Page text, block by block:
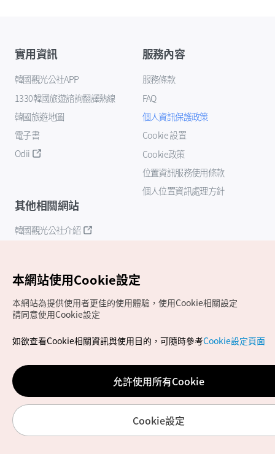
實用資訊
韓國觀光公社APP
1330韓國旅遊諮詢翻譯熱線
韓國旅遊地圖
電子書
Odii
服務內容
服務條款
FAQ
個人資訊保護政策
Cookie 設置
Cookie政策
位置資訊服務使用條款
個人位置資訊處理方針
其他相關網站
韓國觀光公社介紹
Copyrights (c) 韓國觀光公社版權所有
如有相關疑問或建議，歡迎來信至官方信箱
chinese_big5@knto.or.kr
本網站使用Cookie設定
本網站為提供使用者更佳的使用體驗，使用Cookie相關設定
請同意使用Cookie設定
如欲查看Cookie相關資訊與使用目的，可隨時參考Cookie設定頁面
允許使用所有Cookie
Cookie設定